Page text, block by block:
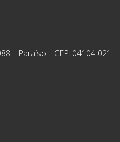
– Paraíso – CEP: 04104-021